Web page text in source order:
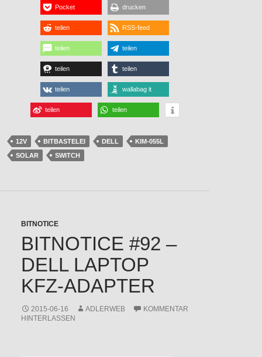
Pocket drucken
teilen RSS-feed
teilen teilen
teilen teilen
teilen wallabag it
teilen teilen
12V BITBASTELEI DELL
KIM-055L
SOLAR
SWITCH
BITNOTICE
BITNOTICE #92 –
DELL LAPTOP
KFZ-ADAPTER
2015-06-16 ADLERWEB
KOMMENTAR
HINTERLASSEN